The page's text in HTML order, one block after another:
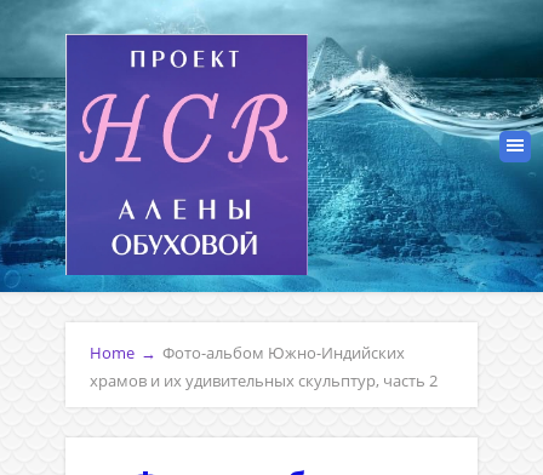
Home → Фото-альбом Южно-Индийских
храмов и их удивительных скульптур, часть 2